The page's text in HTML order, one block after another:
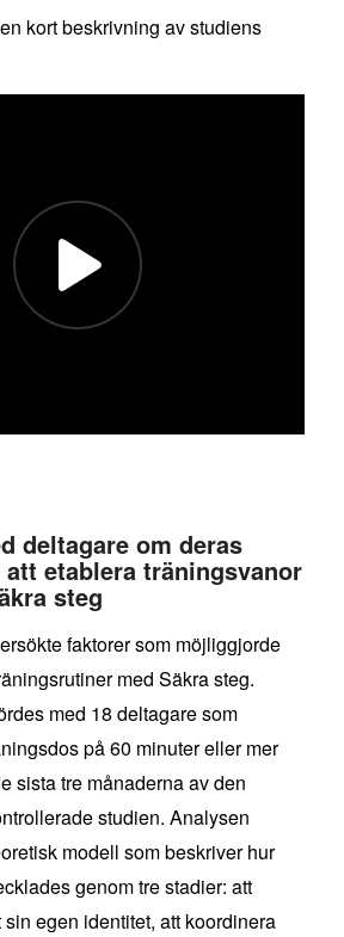
kort beskrivning av studiens
deltagare om deras
etablera träningsvanor
steg
faktorer som möjliggjorde
med Säkra steg.
med 18 deltagare som
på 60 minuter eller mer
sista tre månaderna av den
studien. Analysen
modell som beskriver hur
genom tre stadier: att
egen identitet, att koordinera